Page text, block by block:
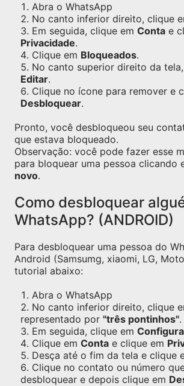
Abra o WhatsApp
No canto inferior direito, clique
Em seguida, clique em Conta e
Privacidade.
Clique em Bloqueados.
No canto superior direito da
Editar.
Clique no ícone para remover e
Desbloquear.
Pronto, você desbloqueou seu
que estava bloqueado.
Observação: você pode fazer esse
para bloquear uma pessoa clicando
novo.
Como desbloquear
WhatsApp? (ANDROID)
Para desbloquear uma pessoa do
Android (Samsumg, xiaomi, LG,
tutorial abaixo:
Abra o WhatsApp
No canto inferior direito, clique
representado por "três pontinhos".
Em seguida, clique em
Clique em Conta e clique em
Desça até o fim da tela e clique
Clique no contato ou número
desbloquear e depois clique em